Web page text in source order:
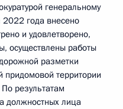
генеральному
года внесено
и удовлетворено,
осуществлены работы
разметки
придомовой территории
результатам
должностных лица